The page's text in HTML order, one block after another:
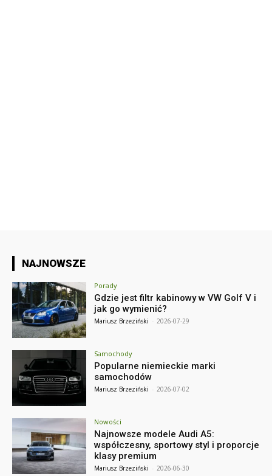
NAJNOWSZE
Porady
Gdzie jest filtr kabinowy w VW Golf V i
jak go wymienić?
Mariusz Brzeziński - 2026-07-29
Samochody
Popularne niemieckie marki
samochodów
Mariusz Brzeziński - 2026-07-02
Nowości
Najnowsze modele Audi A5:
współczesny, sportowy styl i proporcje
klasy premium
Mariusz Brzeziński - 2026-06-30